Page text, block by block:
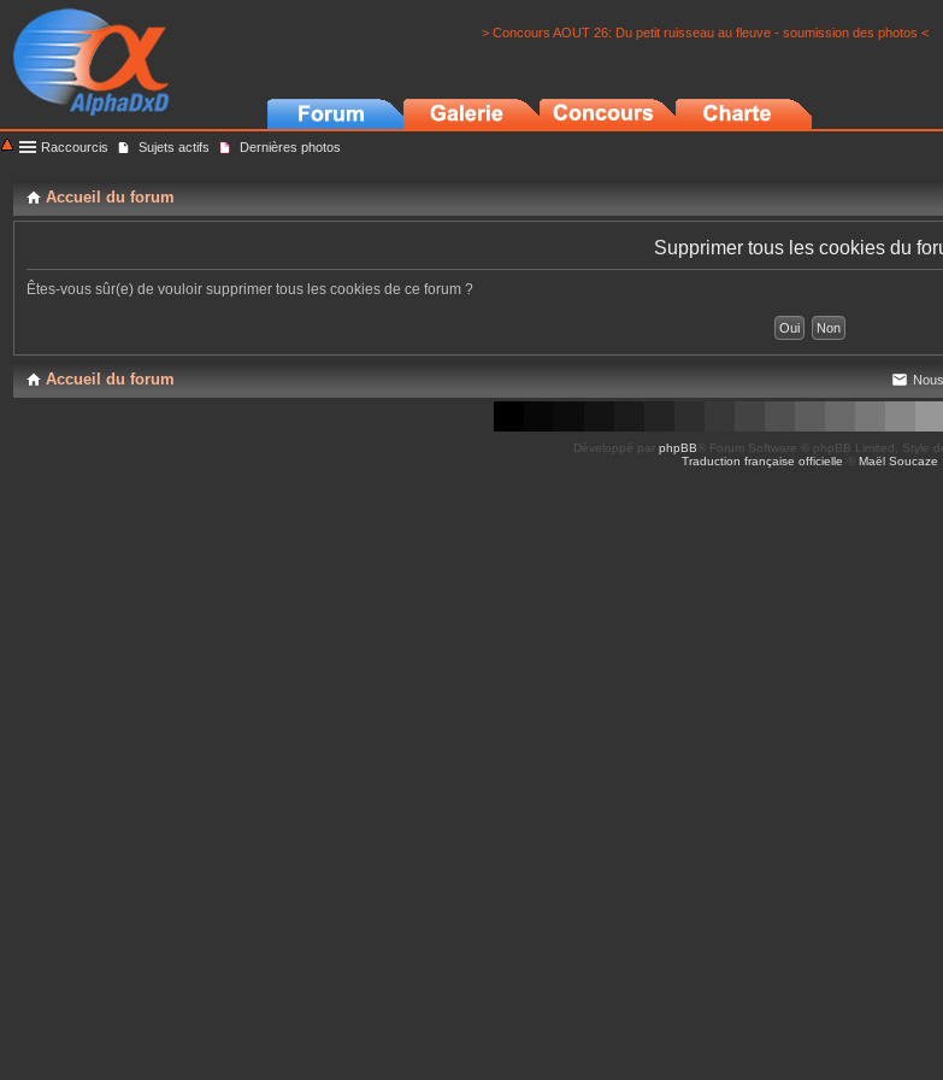
> Concours AOUT 26: Du petit ruisseau au fleuve - soumission des photos <
Raccourcis Sujets actifs Dernières photos
Accueil du forum
Supprimer tous les cookies du
Êtes-vous sûr(e) de vouloir supprimer tous les cookies de ce forum ?
Accueil du forum
Développé par phpBB ® Forum Software © phpBB Limited , Style
Traduction française officielle
Maël Soucaze